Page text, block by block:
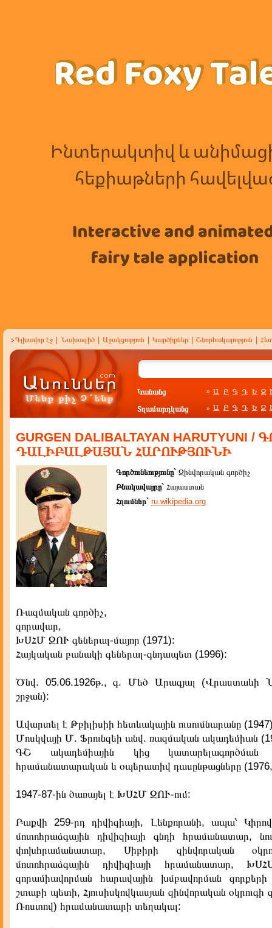
Գլխավոր էջ Նախագիծ Աջակցություն Կարծիքներ Շնորհակալություն
Կանանց » Ա Բ Գ Դ Ե Զ
Տղամարդկանց » Ա Բ Գ Դ Ե Զ
GURGEN DALIBALTAYAN HARUTYUNI /
ԴԱԼԻԲԱԼԹԱՅԱՆ ՀԱՐՈՒԹՅՈՒՆԻ
Գործունեությունը` Զինվորական գործիչ
Բնակավայրը` Հայաստան
Հղումներ` ru.wikipedia.org
Ռազմական գործիչ,
զորավար,
ԽՍՀՄ ԶՈՒ գեներալ-մայոր (1971):
Հայկական բանակի գեներալ-գնդապետ (1996):
Ծնվ. 05.06.1926թ., գ. Մեծ Արագյալ (Վրաստաևի
շրջան):
Ավարտել է Թբիլիսիի հետևակային ուսումնարանը
Մոսկվայի Մ. Ֆրունզեի անվ. ռազմական ակադեմիան
ԳՇ ակադեմիային կից կատարելագործման
հրամանատարական և օպերատիվ դասընթացները
1947-87-ին ծառայել է ԽՍՀՄ ԶՈՒ-ում:
Բաքվի 259-րդ դիվիզիայի, Լենքորանի, ապա՝
մոտոհրաձգային դիվիզիայի գնդի հրամանատար,
փոխհրամանատար, Սիբիրի զինվորական
մոտոհրաձգային դիվիզիայի հրամանատար,
զորամիավորման հարավային խմբավորման
շտաբի պետի, Հյուսիսկովկասյան զինվորական օկրուգի
Ռոստով) հրամանատարի տեղակալ: